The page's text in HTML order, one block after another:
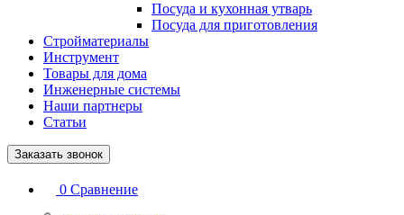
Посуда и кухонная утварь
Посуда для приготовления
Стройматериалы
Инструмент
Товары для дома
Инженерные системы
Наши партнеры
Статьи
Заказать звонок
0 Сравнение